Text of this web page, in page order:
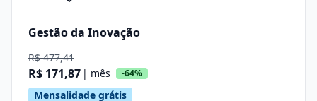
Gestão da Inovação
R$ 477,41
R$ 171,87 | mês -64%
Mensalidade grátis